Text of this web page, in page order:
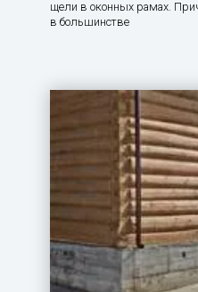
щели в оконных рамах.
в большинстве